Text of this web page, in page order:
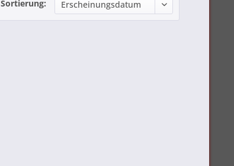
Sortierung: